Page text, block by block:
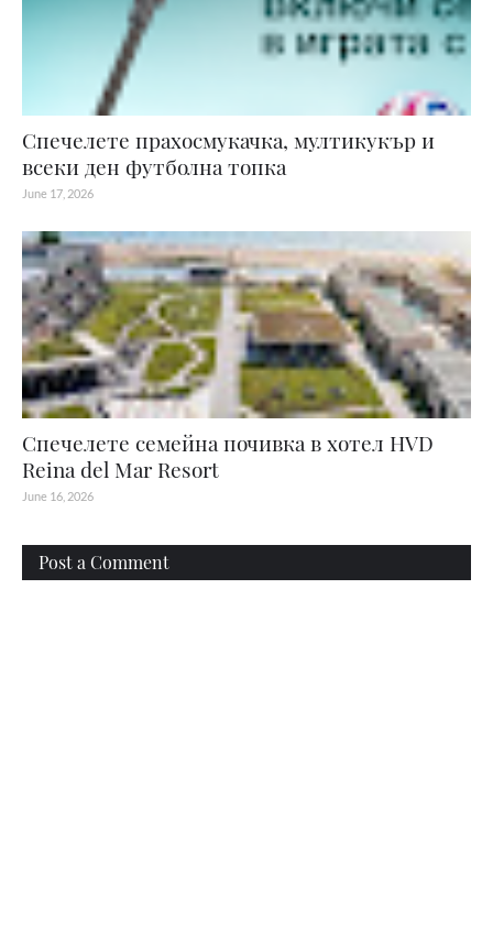
Спечелете прахосмукачка, мултикукър и
всеки ден футболна топка
June 17, 2026
Спечелете семейна почивка в хотел HVD
Reina del Mar Resort
June 16, 2026
Post a Comment